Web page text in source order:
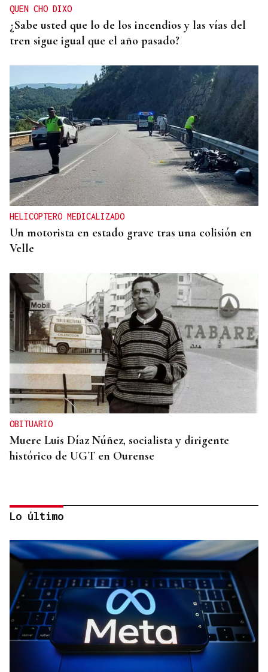
QUEN CHO DIXO
¿Sabe usted que lo de los incendios y las vías del
tren sigue igual que el año pasado?
HELICOPTERO MEDICALIZADO
Un motorista en estado grave tras una colisión en
Velle
OBITUARIO
Muere Luis Díaz Núñez, socialista y dirigente
histórico de UGT en Ourense
CANEDO
Un herido en la colisión entre dos coches en la
entrada a las termas de Outariz
Lo último